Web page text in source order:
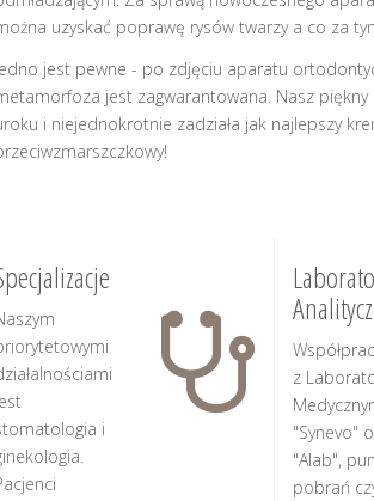
uzyskać poprawę rysów twarzy a co za
jest pewne - po zdjęciu aparatu
jest zagwarantowana. Nasz
i niejednokrotnie zadziała jak najlepszy
i
z
"Synevo"
"Alab",
pobrań